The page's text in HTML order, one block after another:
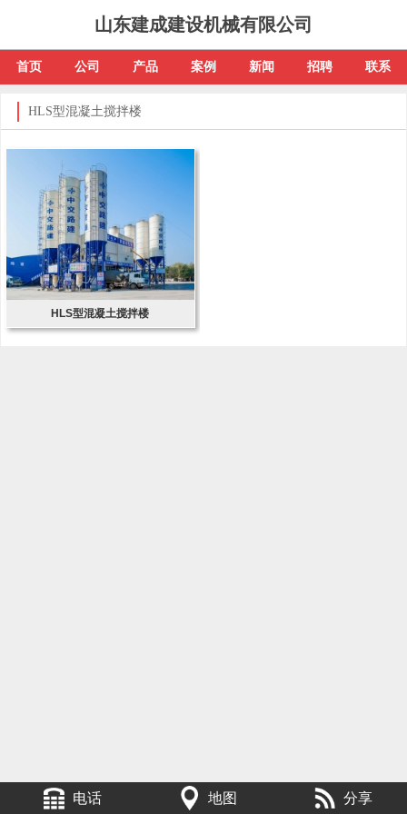
山东建成建设机械有限公司
首页 公司 产品 案例 新闻 招聘 联系
HLS型混凝土搅拌楼
HLS型混凝土搅拌楼
电话 地图 分享